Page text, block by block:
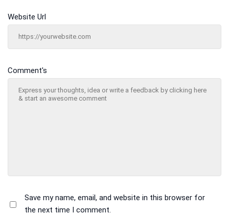
Comment's
Website Url
Save my name, email, and website in this browser for
the next time I comment.